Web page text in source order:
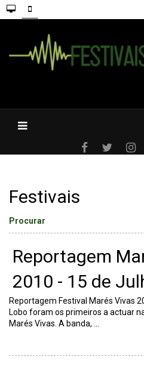
Festivais
Procurar
Reportagem
2010 - 15 de
Reportagem Festival Marés Vivas
Lobo foram os primeiros a actuar
Marés Vivas. A banda, ...